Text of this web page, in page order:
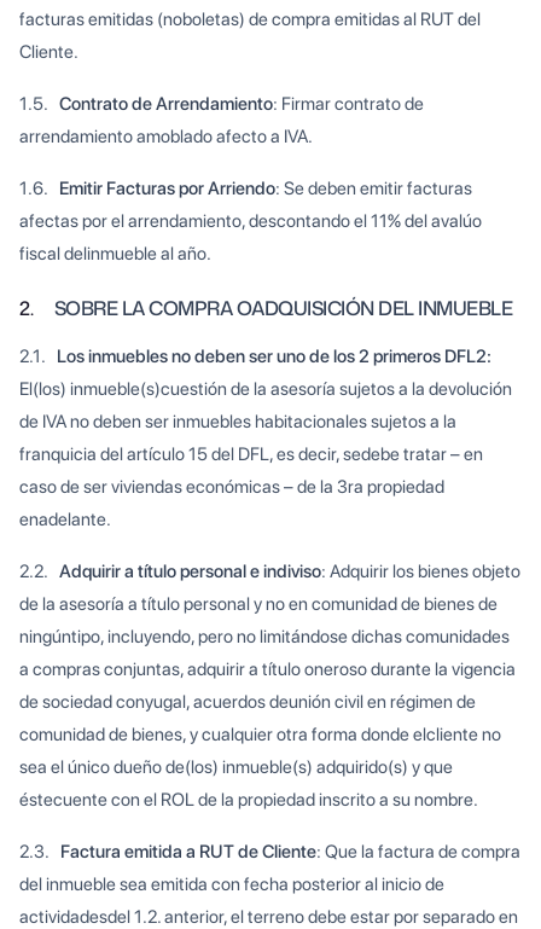
facturas emitidas (noboletas) de compra emitidas al RUT del
Cliente.
1.5. Contrato de Arrendamiento: Firmar contrato de
arrendamiento amoblado afecto a IVA.
1.6. Emitir Facturas por Arriendo: Se deben emitir facturas
afectas por el arrendamiento, descontando el 11% del avalúo
fiscal delinmueble al año.
2. SOBRE LA COMPRA OADQUISICIÓN DEL INMUEBLE
2.1. Los inmuebles no deben ser uno de los 2 primeros DFL2:
El(los) inmueble(s)cuestión de la asesoría sujetos a la devolución
de IVA no deben ser inmuebles habitacionales sujetos a la
franquicia del artículo 15 del DFL, es decir, sedebe tratar – en
caso de ser viviendas económicas – de la 3ra propiedad
enadelante.
2.2. Adquirir a título personal e indiviso: Adquirir los bienes objeto
de la asesoría a título personal y no en comunidad de bienes de
ningúntipo, incluyendo, pero no limitándose dichas comunidades
a compras conjuntas, adquirir a título oneroso durante la vigencia
de sociedad conyugal, acuerdos deunión civil en régimen de
comunidad de bienes, y cualquier otra forma donde elcliente no
sea el único dueño de(los) inmueble(s) adquirido(s) y que
éstecuente con el ROL de la propiedad inscrito a su nombre.
2.3. Factura emitida a RUT de Cliente: Que la factura de compra
del inmueble sea emitida con fecha posterior al inicio de
actividadesdel 1.2. anterior, el terreno debe estar por separado en